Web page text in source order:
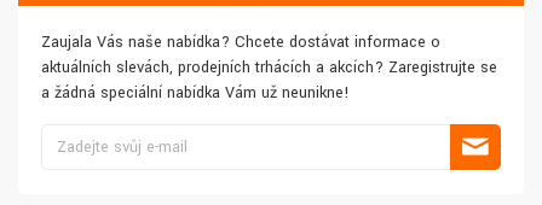
Zaujala Vás naše nabídka? Chcete dostávat informace o
aktuálních slevách, prodejních trhácích a akcích? Zaregistrujte se
a žádná speciální nabídka Vám už neunikne!